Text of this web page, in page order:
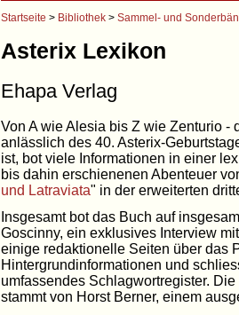
Startseite > Bibliothek > Sammel- und
Asterix Lexikon
Ehapa Verlag
Von A wie Alesia bis Z wie Zenturio -
anlässlich des 40. Asterix-
ist, bot viele Informationen in einer
bis dahin erschienenen Abenteuer
und Latraviata" in der erweiterten
Insgesamt bot das Buch auf
Goscinny, ein exklusives Interview
einige redaktionelle Seiten über das
Hintergrundinformationen und
umfassendes Schlagwortregister.
stammt von Horst Berner, einem